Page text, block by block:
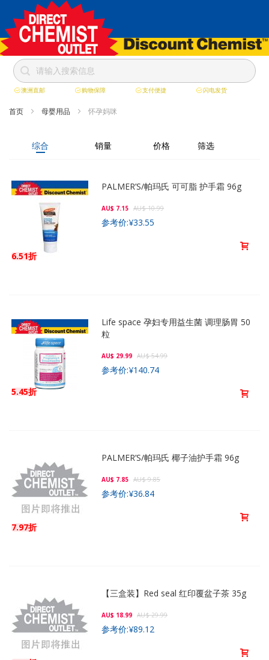
澳洲直邮 购物保障 支付便捷 闪电发货
首页 母婴用品 怀孕妈咪
综合 销量 价格 筛选
6.51折
PALMER’S/帕玛氏 可可脂 护手霜 96g
AU$ 7.15 AU$ 10.99
参考价:¥33.55
5.45折
Life space 孕妇专用益生菌 调理肠胃 50
粒
AU$ 29.99 AU$ 54.99
参考价:¥140.74
7.97折
PALMER’S/帕玛氏 椰子油护手霜 96g
AU$ 7.85 AU$ 9.85
参考价:¥36.84
【三盒装】Red seal 红印覆盆子茶 35g
AU$ 18.99 AU$ 29.99
参考价:¥89.12